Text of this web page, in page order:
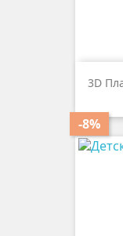
3D
-8%